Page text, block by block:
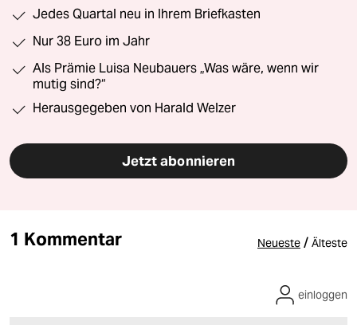
Jedes Quartal neu in Ihrem Briefkasten
Nur 38 Euro im Jahr
Als Prämie Luisa Neubauers „Was wäre, wenn wir
mutig sind?“
Herausgegeben von Harald Welzer
Jetzt abonnieren
1 Kommentar Neueste / Älteste
einloggen